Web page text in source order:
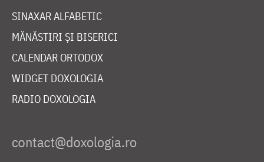
SINAXAR ALFABETIC
MĂNĂSTIRI ȘI BISERICI
CALENDAR ORTODOX
WIDGET DOXOLOGIA
RADIO DOXOLOGIA